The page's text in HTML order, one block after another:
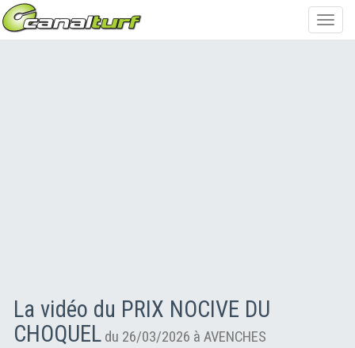
La vidéo du PRIX NOCIVE DU
CHOQUEL du 26/03/2026 à AVENCHES